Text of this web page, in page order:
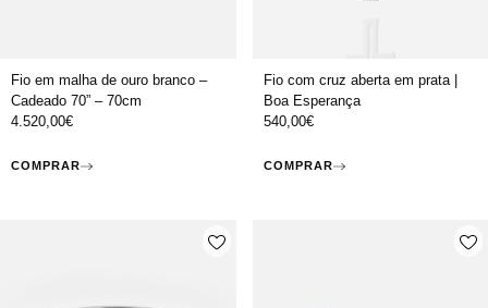
Fio em malha de ouro branco –
Cadeado 70” – 70cm
4.520,00€
COMPRAR
Fio com cruz aberta em prata |
Boa Esperança
540,00€
COMPRAR